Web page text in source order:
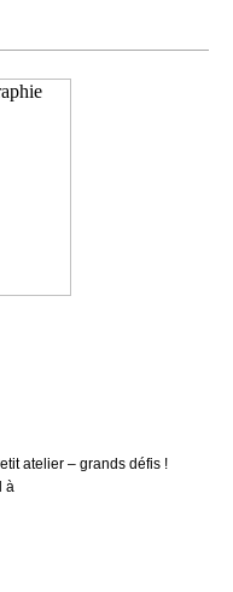
atelier – grands défis !
à